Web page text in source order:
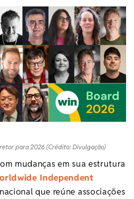
para 2026 (Crédito: Divulgação)
mudanças em sua estrutura
Independent
que reúne associações